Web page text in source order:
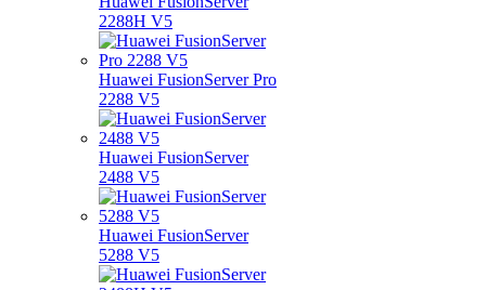
2288H V5
Huawei FusionServer Pro
2288 V5
Huawei FusionServer
2488 V5
Huawei FusionServer
5288 V5